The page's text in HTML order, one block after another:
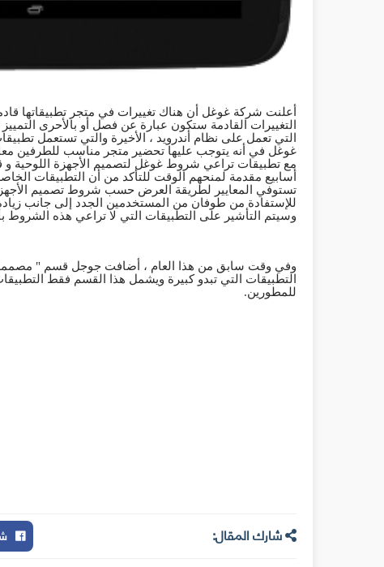
أعلنت شركة غوغل أن هناك تغييرات في متجر تطبيقاتها قادمة الشهر
التغييرات القادمة ستكون عبارة عن فصل أو بالأحرى
التي تعمل على نظام أندرويد ، الأخيرة والتي تستعمل
غوغل في أنه يتوجب عليها تحضير متجر مناسب للطرفين
مع تطبيقات تراعي شروط غوغل لتصميم الأجهزة اللوحية و
أسابيع مقدمة لمنحهم الوقت للتأكد من أن التطبيقات
تستوفي المعايير لطريقة العرض حسب شروط تصميم
للإستفادة من طوفان من المستخدمين الجدد إلى جانب
وسيتم
التأشير على التطبيقات التي لا تراعي هذه الشروط
وفي وقت سابق من هذا العام ، أضافت جوجل قسم "
التطبيقات التي تبدو كبيرة ويشمل هذا القسم فقط
للمطورين.
شارك المقال: